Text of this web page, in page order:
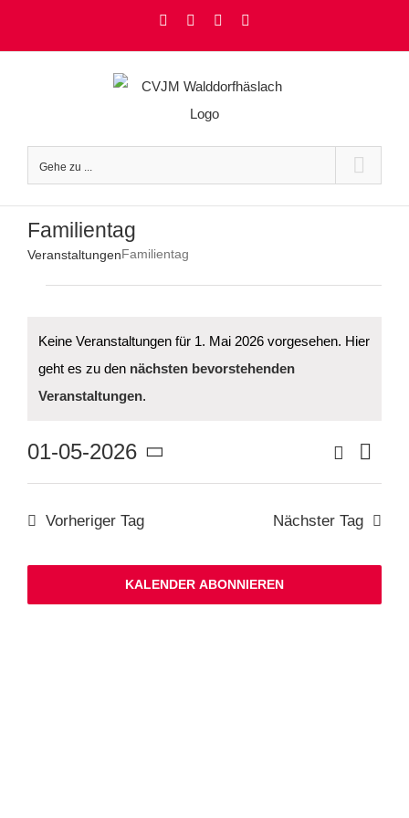
FacebookInstagramYouTube
Gehe zu ...
Familientag
VeranstaltungenFamilientag
Mai
2026
Hinweis
Keine Veranstaltungen für 1. Mai 2026 vorgesehen. Hier
geht es zu den nächsten bevorstehenden
Veranstaltungen.
und
Navigation
Suche
Tag
01-05-2026
Datum
Vorheriger Tag Nächster Tag
KALENDER ABONNIEREN